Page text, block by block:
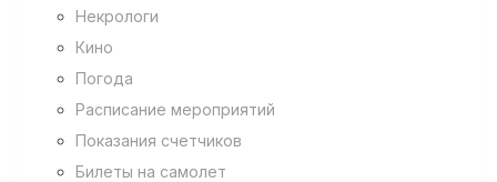
Некрологи
Кино
Погода
Расписание мероприятий
Показания счетчиков
Билеты на самолет